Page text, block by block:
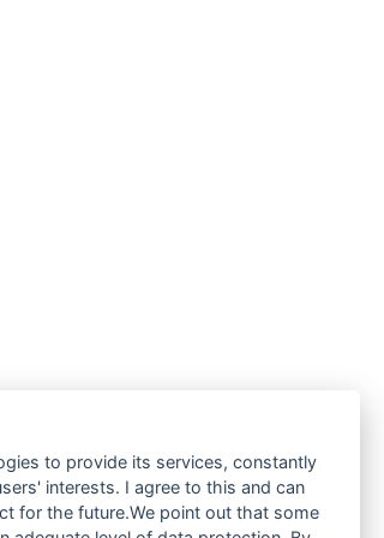
to provide its services, constantly
interests. I agree to this and can
for the future.We point out that some